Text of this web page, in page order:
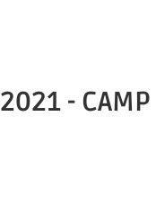
2021 - CAMP